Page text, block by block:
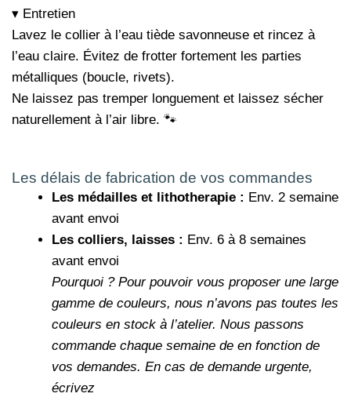
▾ Entretien
Lavez le collier à l’eau tiède savonneuse et rincez à
l’eau claire. Évitez de frotter fortement les parties
métalliques (boucle, rivets).
Ne laissez pas tremper longuement et laissez sécher
naturellement à l’air libre. 🐾
Les délais de fabrication de vos commandes
Les médailles et lithotherapie : Env. 2 semaine
avant envoi
Les colliers, laisses : Env. 6 à 8 semaines
avant envoi
Pourquoi ? Pour pouvoir vous proposer une large
gamme de couleurs, nous n’avons pas toutes les
couleurs en stock à l’atelier. Nous passons
commande chaque semaine de en fonction de
vos demandes. En cas de demande urgente,
écrivez